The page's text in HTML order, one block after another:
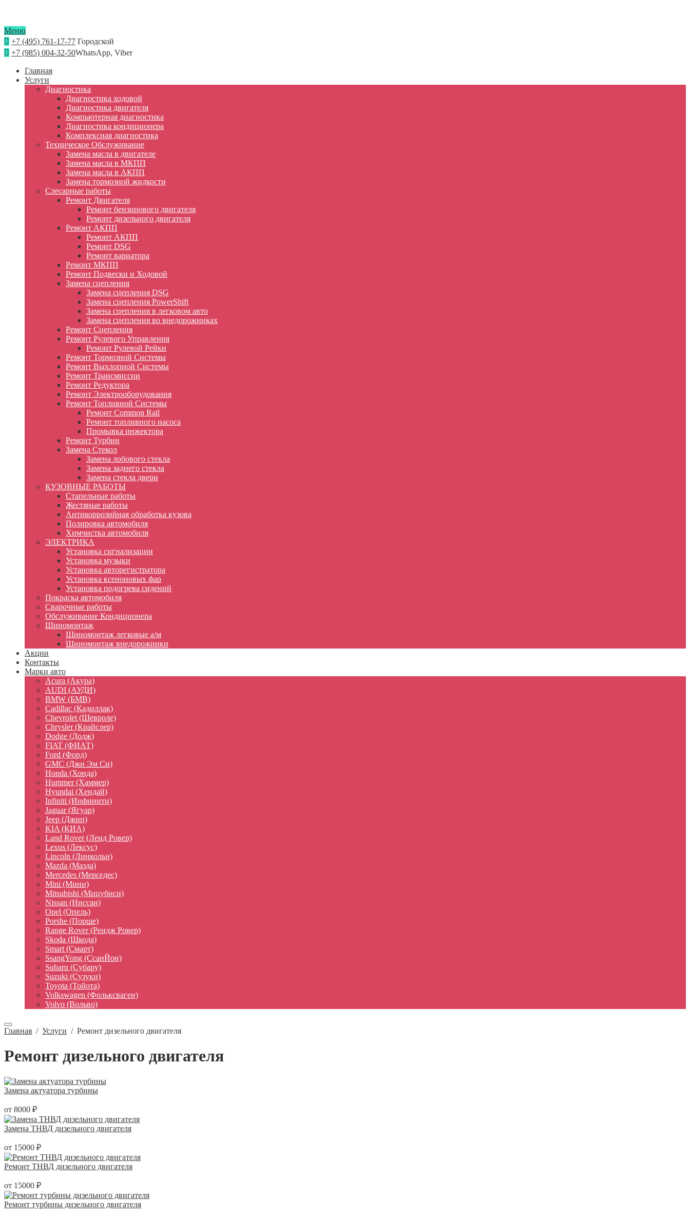
Меню
+7 (495) 761-17-77 Городской
+7 (985) 004-32-50WhatsApp, Viber
Главная
Услуги
Диагностика
Диагностика ходовой
Диагностика двигателя
Компьютерная диагностика
Диагностика кондиционера
Комплексная диагностика
Техническое Обслуживание
Замена масла в двигателе
Замена масла в МКПП
Замена масла в АКПП
Замена тормозной жидкости
Слесарные работы
Ремонт Двигателя
Ремонт бензинового двигателя
Ремонт дизельного двигателя
Ремонт АКПП
Ремонт АКПП
Ремонт DSG
Ремонт вариатора
Ремонт МКПП
Ремонт Подвески и Ходовой
Замена сцепления
Замена сцепления DSG
Замена сцепления PowerShift
Замена сцепления в легковом авто
Замена сцепления во внедорожниках
Ремонт Сцепления
Ремонт Рулевого Управления
Ремонт Рулевой Рейки
Ремонт Тормозной Системы
Ремонт Выхлопной Системы
Ремонт Трансмиссии
Ремонт Редуктора
Ремонт Электрооборудования
Ремонт Топливной Системы
Ремонт Common Rail
Ремонт топливного насоса
Промывка инжектора
Ремонт Турбин
Замена Стекол
Замена лобового стекла
Замена заднего стекла
Замена стекла двери
КУЗОВНЫЕ РАБОТЫ
Стапельные работы
Жестяные работы
Антикоррозийная обработка кузова
Полировка автомобиля
Химчистка автомобиля
ЭЛЕКТРИКА
Установка сигнализации
Установка музыки
Установка авторегистратора
Установка ксеноновых фар
Установка подогрева сидений
Покраска автомобиля
Сварочные работы
Обслуживание Кондиционера
Шиномонтаж
Шиномонтаж легковые а/м
Шиномонтаж внедорожники
Акции
Контакты
Марки авто
Acura (Акура)
AUDI (АУДИ)
BMW (БМВ)
Cadillac (Кадиллак)
Chevrolet (Шевроле)
Chrysler (Крайслер)
Dodge (Додж)
FIAT (ФИАТ)
Ford (Форд)
GMC (Джи Эм Си)
Honda (Хонда)
Hummer (Хаммер)
Hyundai (Хендай)
Infiniti (Инфинити)
Jaguar (Ягуар)
Jeep (Джип)
KIA (КИА)
Land Rover (Ленд Ровер)
Lexus (Лексус)
Lincoln (Линкольн)
Mazda (Мазда)
Mercedes (Мерседес)
Mini (Мини)
Mitsubishi (Мицубиси)
Nissan (Ниссан)
Opel (Опель)
Porshe (Порше)
Range Rover (Рендж Ровер)
Skoda (Шкода)
Smart (Смарт)
SsangYong (СсанЙон)
Subaru (Субару)
Suzuki (Сузуки)
Toyota (Тойота)
Volkswagen (Фольксваген)
Volvo (Вольво)
Главная / Услуги / Ремонт дизельного двигателя
Ремонт дизельного двигателя
Замена актуатора турбины
от 8000 ₽
Замена ТНВД дизельного двигателя
от 15000 ₽
Ремонт ТНВД дизельного двигателя
от 15000 ₽
Ремонт турбины дизельного двигателя